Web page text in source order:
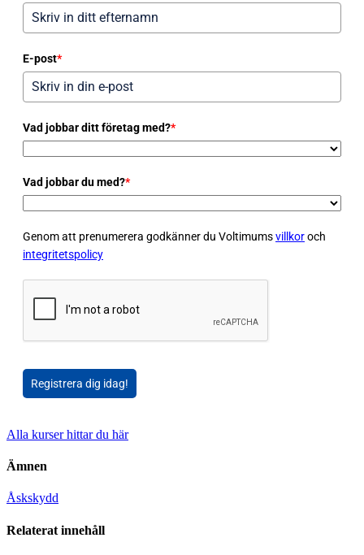
E-post*
Vad jobbar ditt företag med?*
Vad jobbar du med?*
Genom att prenumerera godkänner du Voltimumsvillkoroch
integritetspolicy
Registrera dig idag!
Alla kurser hittar du här
Ämnen
Åskskydd
Relaterat innehåll